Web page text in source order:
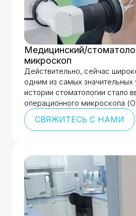
Медицинский/
микроскоп
Действительно, сейчас
одним из самых значительных
истории стоматологии стало
операционного микроскопа
СВЯЖИТЕСЬ С НАМИ